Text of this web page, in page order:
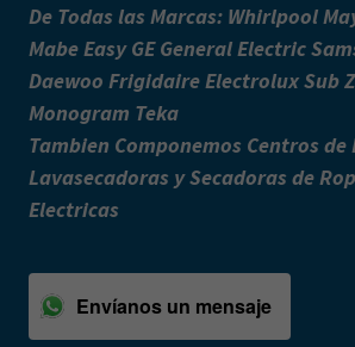
De Todas las Marcas: Whirlpool
Mabe Easy GE General Electric
Daewoo Frigidaire Electrolux Sub
Monogram Teka
Tambien Componemos Centros de
Lavasecadoras y Secadoras de
Electricas
Envíanos un mensaje